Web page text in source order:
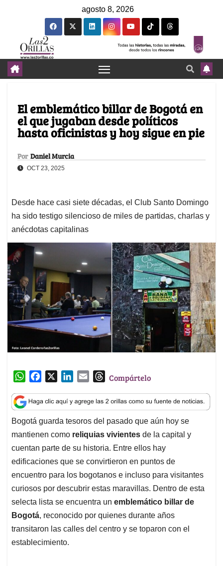
agosto 8, 2026
El emblemático billar de Bogotá en
el que jugaban desde políticos
hasta oficinistas y hoy sigue en pie
Por Daniel Murcia
OCT 23, 2025
Desde hace casi siete décadas, el Club Santo Domingo
ha sido testigo silencioso de miles de partidas, charlas y
anécdotas capitalinas
W
a
t
s
A
p
p
c
e
b
o
o
k
n
k
e
d
I
n
a
i
l
T
r
e
a
d
s
Compártelo
Bogotá guarda tesoros del pasado que aún hoy se
mantienen como reliquias vivientes de la capital y
cuentan parte de su historia. Entre ellos hay
edificaciones que se convirtieron en puntos de
encuentro para los bogotanos e incluso para visitantes
curiosos por descubrir estas maravillas. Dentro de esta
selecta lista se encuentra un emblemático billar de
Bogotá, reconocido por quienes durante años
transitaron las calles del centro y se toparon con el
establecimiento.